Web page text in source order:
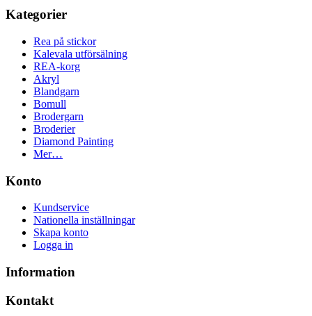
Kategorier
Rea på stickor
Kalevala utförsälning
REA-korg
Akryl
Blandgarn
Bomull
Brodergarn
Broderier
Diamond Painting
Mer…
Konto
Kundservice
Nationella inställningar
Skapa konto
Logga in
Information
Kontakt